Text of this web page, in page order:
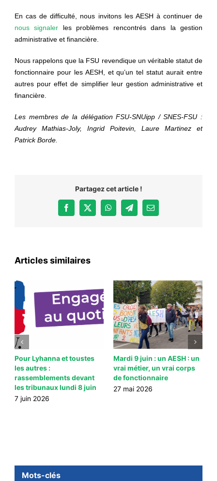
En cas de difficulté, nous invitons les AESH à continuer de
nous signaler les problèmes rencontrés dans la gestion
administrative et financière.
Nous rappelons que la FSU revendique un véritable statut de
fonctionnaire pour les AESH, et qu’un tel statut aurait entre
autres pour effet de simplifier leur gestion administrative et
financière.
Les membres de la délégation FSU-SNUipp / SNES-FSU :
Audrey Mathias-Joly, Ingrid Poitevin, Laure Martinez et
Patrick Borde.
Partagez cet article !
Facebook
X WhatsAppTelegramEmail
Articles similaires
Pour Lyhanna et toustes
les autres :
rassemblements devant
les tribunaux lundi 8 juin
7 juin 2026
Mardi 9 juin : un AESH : un
vrai métier, un vrai corps
de fonctionnaire
27 mai 2026
Mots-clés